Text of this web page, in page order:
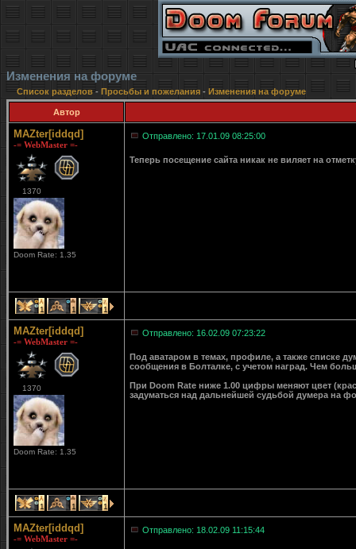
Изменения на форуме
Список разделов- Просьбы и пожелания - Изменения на форуме
Автор
MAZter[iddqd]
-= WebMaster =-
1370
Doom Rate: 1.35
Отправлено: 17.01.09 08:25:00
Теперь посещение сайта никак не виляет на
1 1 1
MAZter[iddqd]
-= WebMaster =-
1370
Doom Rate: 1.35
Отправлено: 16.02.09 07:23:22
Под аватаром в темах, профиле, а также списке
сообщения в Болталке, с учетом наград. Чем
При Doom Rate ниже 1.00 цифры меняют цвет
задуматься над дальнейшей судьбой думера на
1 1 1
MAZter[iddqd]
-= WebMaster =-
Отправлено: 18.02.09 11:15:44